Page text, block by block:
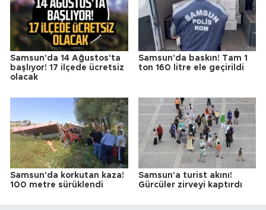
Samsun'da 14 Ağustos'ta
başlıyor! 17 ilçede ücretsiz
olacak
Samsun'da baskın! Tam 1
ton 160 litre ele geçirildi
Samsun'da korkutan kaza!
100 metre sürüklendi
Samsun'a turist akını!
Gürcüler zirveyi kaptırdı